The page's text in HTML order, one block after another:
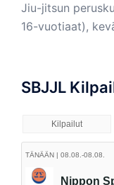
Jiu-jitsun
16-vuotiaat),
SBJJL